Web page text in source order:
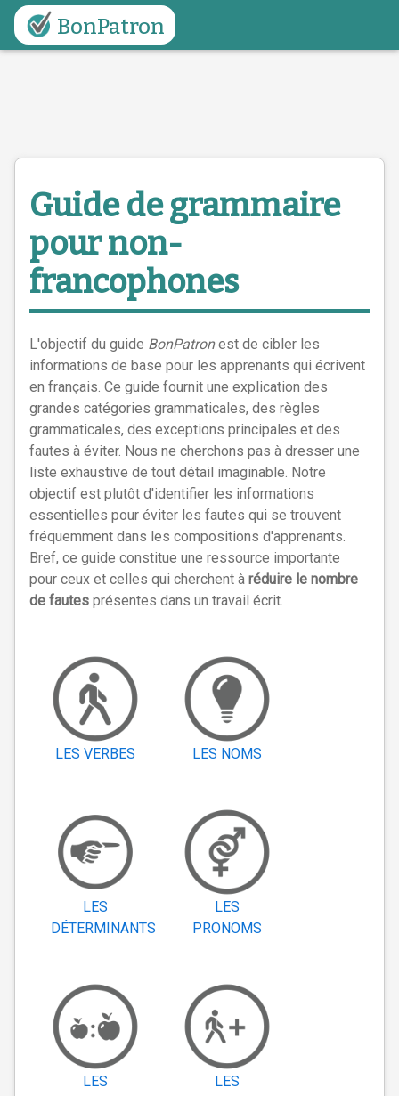
BonPatron
Guidede grammaire
pour non-
francophones
L'objectif du guide BonPatronest de cibler les
informations de base pour les apprenants qui écrivent
en français. Ce guide fournit une explication des
grandes catégories grammaticales, des règles
grammaticales, des exceptions principales et des
fautes à éviter. Nous ne cherchons pas à dresser une
liste exhaustive de tout détail imaginable. Notre
objectif est plutôt d'identifier les informations
essentielles pour éviter les fautes qui se trouvent
fréquemment dans les compositions d'apprenants.
Bref, ce guide constitue une ressource importante
pour ceux et celles qui cherchent à réduire le nombre
de fautes présentes dans un travail écrit.
LES VERBES LES NOMS
LES
DÉTERMINANTS
LES
PRONOMS
LES
LES